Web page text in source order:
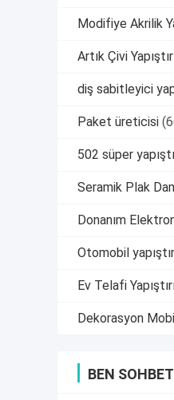
Modifiye Akrilik
Artık Çivi
diş sabitleyici
Paket üreticisi
502 süper
Seramik Plak
Donanım
Otomobil
Ev Telafi
Dekorasyon
BEN